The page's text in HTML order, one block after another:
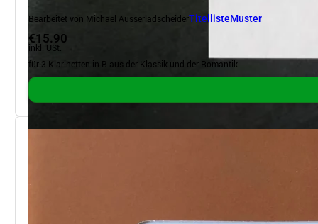
Bearbeitet von Michael AusserladscheiderTitellisteMuster
€15.90
inkl. USt.
für 3 Klarinetten in B aus der Klassik und der Romantik